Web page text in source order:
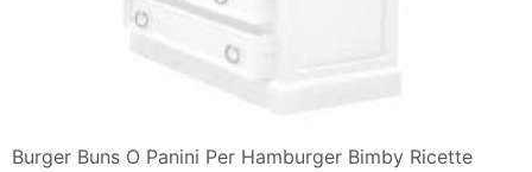
Burger Buns O Panini Per Hamburger Bimby Ricette